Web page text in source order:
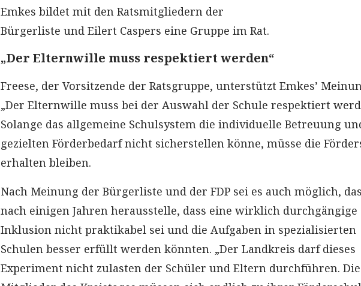
Emkes bildet mit den Ratsmitgliedern der
Bürgerliste und Eilert Caspers eine Gruppe im Rat.
„Der Elternwille muss respektiert werden“
Freese, der Vorsitzende der Ratsgruppe, unterstützt Emkes’
„Der Elternwille muss bei der Auswahl der Schule respektiert
Solange das allgemeine Schulsystem die individuelle Betreuung
gezielten Förderbedarf nicht sicherstellen könne, müsse die
erhalten bleiben.
Nach Meinung der Bürgerliste und der FDP sei es auch möglich,
nach einigen Jahren herausstelle, dass eine wirklich durchgängige
Inklusion nicht praktikabel sei und die Aufgaben in spezialisierten
Schulen besser erfüllt werden könnten. „Der Landkreis darf dieses
Experiment nicht zulasten der Schüler und Eltern durchführen. Die